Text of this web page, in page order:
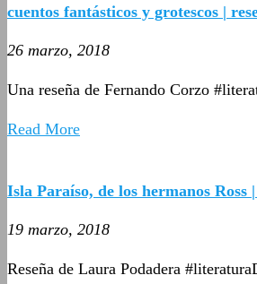
cuentos fantásticos y grotescos |
26 marzo, 2018
Una reseña de Fernando Corzo
Read More
Isla Paraíso, de los hermanos Ross
19 marzo, 2018
Reseña de Laura Podadera